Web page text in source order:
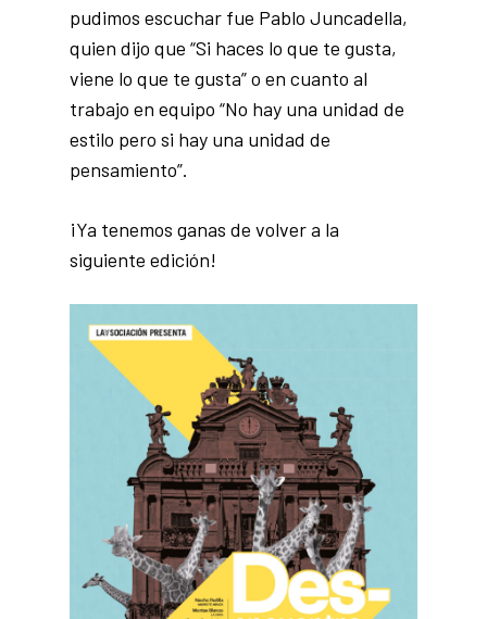
pudimos escuchar fue Pablo Juncadella,
quien dijo que “Si haces lo que te gusta,
viene lo que te gusta” o en cuanto al
trabajo en equipo “No hay una unidad de
estilo pero si hay una unidad de
pensamiento”.
¡Ya tenemos ganas de volver a la
siguiente edición!